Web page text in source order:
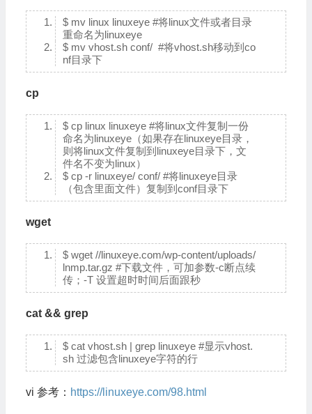
$ mv linux linuxeye #将linux文件或者目录
重命名为linuxeye
$ mv vhost.sh conf/ #将vhost.sh移动到co
nf目录下
cp
$ cp linux linuxeye #将linux文件复制一份
命名为linuxeye（如果存在linuxeye目录，
则将linux文件复制到linuxeye目录下，文
件名不变为linux）
$ cp -r linuxeye/ conf/ #将linuxeye目录
（包含里面文件）复制到conf目录下
wget
$ wget //linuxeye.com/wp-content/uploads/
lnmp.tar.gz #下载文件，可加参数-c断点续
传；-T 设置超时时间后面跟秒
cat && grep
$ cat vhost.sh | grep linuxeye #显示vhost.
sh 过滤包含linuxeye字符的行
vi 参考： https://linuxeye.com/98.html